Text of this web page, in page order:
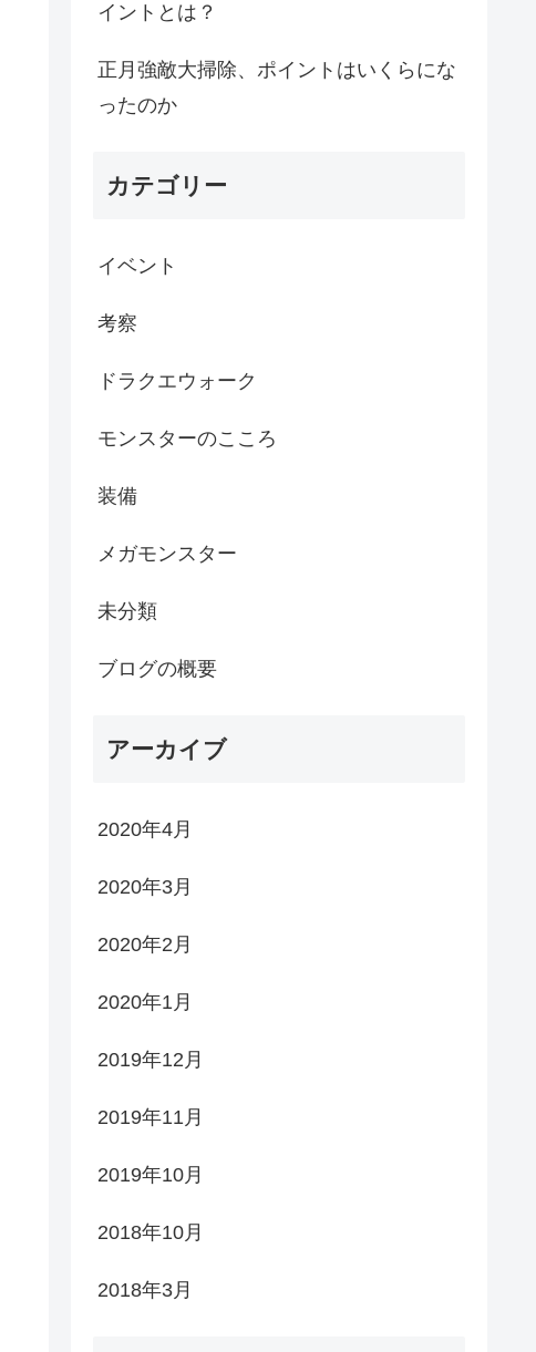
イントとは？
正月強敵大掃除、ポイントはいくらにな
ったのか
カテゴリー
イベント
考察
ドラクエウォーク
モンスターのこころ
装備
メガモンスター
未分類
ブログの概要
アーカイブ
2020年4月
2020年3月
2020年2月
2020年1月
2019年12月
2019年11月
2019年10月
2018年10月
2018年3月